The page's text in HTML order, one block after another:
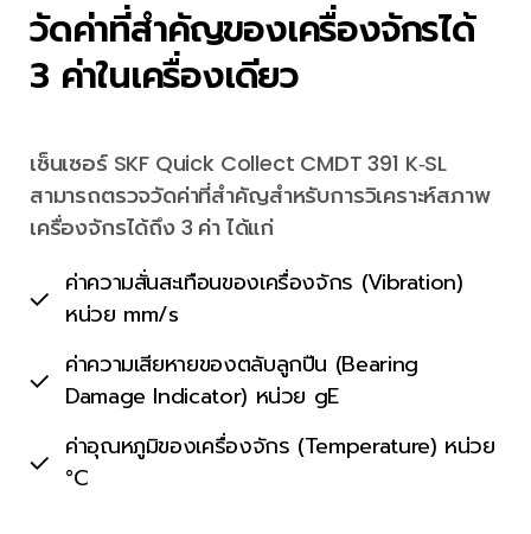
วัดค่าที่สำคัญของเครื่องจักรได้
3 ค่าในเครื่องเดียว
เซ็นเซอร์ SKF Quick Collect CMDT 391 K‑SL
สามารถตรวจวัดค่าที่สำคัญสำหรับการวิเคราะห์สภาพ
เครื่องจักรได้ถึง 3 ค่า ได้แก่
ค่าความสั่นสะเทือนของเครื่องจักร (Vibration)
หน่วย mm/s
ค่าความเสียหายของตลับลูกปืน (Bearing
Damage Indicator) หน่วย gE
ค่าอุณหภูมิของเครื่องจักร (Temperature) หน่วย
°C